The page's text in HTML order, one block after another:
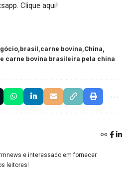
Clique aqui!
brasil carne bovina China
carne bovina brasileira pela china
e interessado em fornecer
leitores!